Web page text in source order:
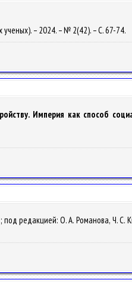
– 2024. – № 2(42). – С. 67-74.
Империя как способ
редакцией: О. А. Романова, Ч.